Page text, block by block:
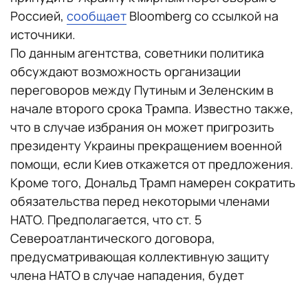
Россией, сообщает Bloomberg со ссылкой на
источники.
По данным агентства, советники политика
обсуждают возможность организации
переговоров между Путиным и Зеленским в
начале второго срока Трампа. Известно также,
что в случае избрания он может пригрозить
президенту Украины прекращением военной
помощи, если Киев откажется от предложения.
Кроме того, Дональд Трамп намерен сократить
обязательства перед некоторыми членами
НАТО. Предполагается, что ст. 5
Североатлантического договора,
предусматривающая коллективную защиту
члена НАТО в случае нападения, будет